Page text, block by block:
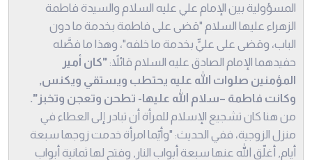
المسؤولية بين الإمام علي عليه السلام والسيدة فاطمة
الزهراء عليها السلام "قضى على فاطمة بخدمة ما دون
الباب، وقضى على عليٍّ بخدمة ما خلفه"، وهذا ما فصَّله
حفيدهما الإمام الصادق عليه السلام قائلاً: "كان أمير
المؤمنين صلوات الله عليه يحتطب ويستقي ويكنس,
وكانت فاطمة –سلام الله عليها- تطحن وتعجن وتخبز".
من هنا كان تشجيع الإسلام للمرأة أن تبادر إلى العطاء في
منزل الزوجية، ففي الحديث: "وأيّما امرأة خدمت زوجها سبعة
أيام, أغلّق الله عنها سبعة أبواب النار, وفتح لها ثمانية أبواب